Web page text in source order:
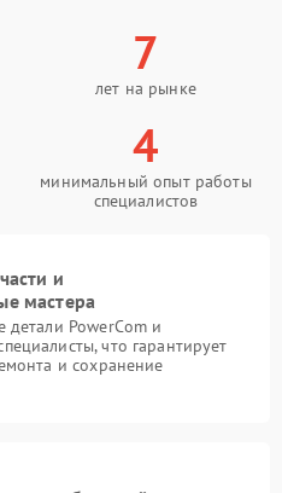
7
лет на рынке
4
минимальный опыт работы
специалистов
и
мастера
детали PowerCom и
что гарантирует
и сохранение